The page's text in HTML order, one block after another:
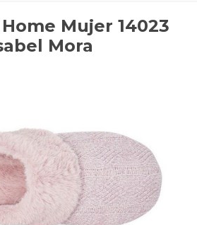
Mujer 14023
Mora